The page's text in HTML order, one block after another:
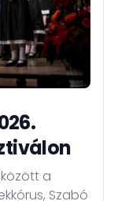
között a
Szabó